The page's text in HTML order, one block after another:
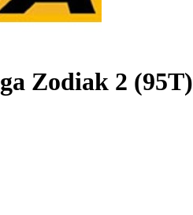
Zodiak 2 (95T)